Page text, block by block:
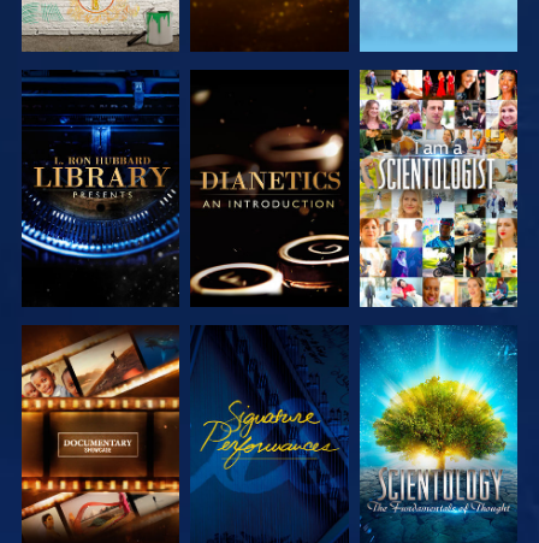
SERIE
ENTDECKEN
SERIE
ENTDECKEN
ANSEHEN
SERIE
ENTDECKEN
ANSEHEN
SERIE
ENTDECKEN